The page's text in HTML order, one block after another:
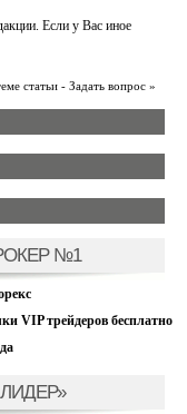
Если у Вас иное
статьи - Задать вопрос »
№1
VIP трейдеров бесплатно